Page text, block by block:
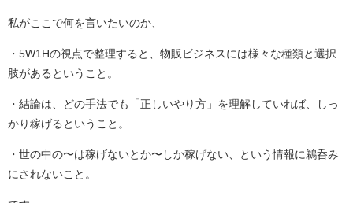
私がここで何を言いたいのか、
・5W1Hの視点で整理すると、物販ビジネスには様々な種類と選択
肢があるということ。
・結論は、どの手法でも「正しいやり方」を理解していれば、しっ
かり稼げるということ。
・世の中の〜は稼げないとか〜しか稼げない、という情報に鵜呑み
にされないこと。